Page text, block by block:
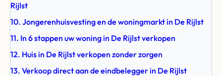
Rijlst
10. Jongerenhuisvesting en de woningmarkt in De Rijlst
11. In 6 stappen uw woning in De Rijlst verkopen
12. Huis in De Rijlst verkopen zonder zorgen
13. Verkoop direct aan de eindbelegger in De Rijlst